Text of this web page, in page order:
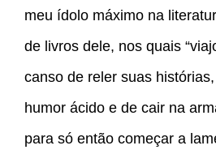
meu ídolo máximo na
de livros dele, nos quais
canso de reler suas
humor ácido e de cair na
para só então começar a